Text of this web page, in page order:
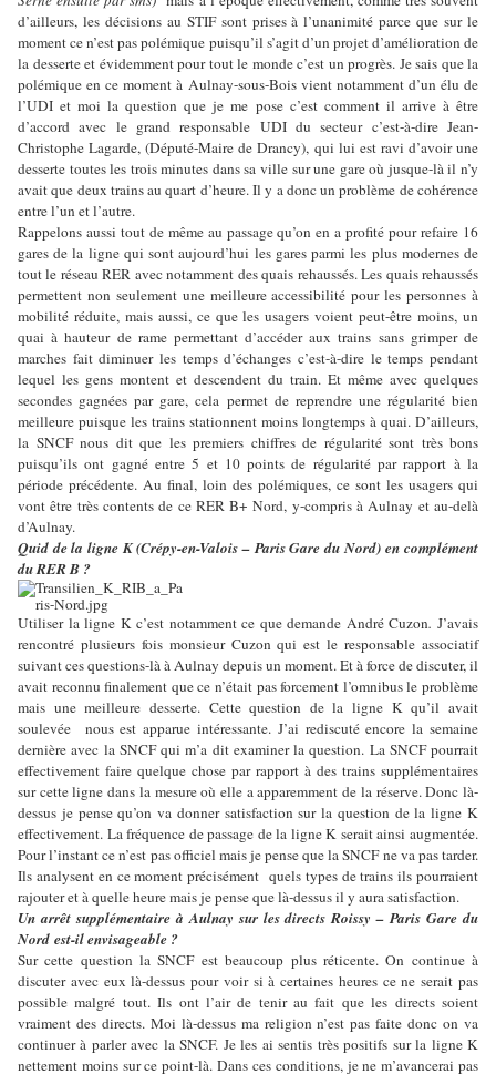
d’ailleurs, les décisions au STIF sont prises à l’unanimité parce que sur le
moment ce n’est pas polémique puisqu’il s’agit d’un projet d’amélioration de
la desserte et évidemment pour tout le monde c’est un progrès. Je sais que la
polémique en ce moment à Aulnay-sous-Bois vient notamment d’un élu de
l’UDI et moi la question que je me pose c’est comment il arrive à être
d’accord avec le grand responsable UDI du secteur c’est-à-dire Jean-
Christophe Lagarde, (Député-Maire de Drancy), qui lui est ravi d’avoir une
desserte toutes les trois minutes dans sa ville sur une gare où jusque-là il n’y
avait que deux trains au quart d’heure. Il y a donc un problème de cohérence
entre l’un et l’autre.
Rappelons aussi tout de même au passage qu’on en a profité pour refaire 16
gares de la ligne qui sont aujourd’hui les gares parmi les plus modernes de
tout le réseau RER avec notamment des quais rehaussés. Les quais rehaussés
permettent non seulement une meilleure accessibilité pour les personnes à
mobilité réduite, mais aussi, ce que les usagers voient peut-être moins, un
quai à hauteur de rame permettant d’accéder aux trains sans grimper de
marches fait diminuer les temps d’échanges c’est-à-dire le temps pendant
lequel les gens montent et descendent du train. Et même avec quelques
secondes gagnées par gare, cela permet de reprendre une régularité bien
meilleure puisque les trains stationnent moins longtemps à quai. D’ailleurs,
la SNCF nous dit que les premiers chiffres de régularité sont très bons
puisqu’ils ont gagné entre 5 et 10 points de régularité par rapport à la
période précédente. Au final, loin des polémiques, ce sont les usagers qui
vont être très contents de ce RER B+ Nord, y-compris à Aulnay et au-delà
d’Aulnay.
Quid de la ligne K (Crépy-en-Valois – Paris Gare du Nord) en complément
du RER B ?
Utiliser la ligne K c’est notamment ce que demande André Cuzon. J’avais
rencontré plusieurs fois monsieur Cuzon qui est le responsable associatif
suivant ces questions-là à Aulnay depuis un moment. Et à force de discuter, il
avait reconnu finalement que ce n’était pas forcement l’omnibus le problème
mais une meilleure desserte. Cette question de la ligne K qu’il avait
soulevée nous est apparue intéressante. J’ai rediscuté encore la semaine
dernière avec la SNCF qui m’a dit examiner la question. La SNCF pourrait
effectivement faire quelque chose par rapport à des trains supplémentaires
sur cette ligne dans la mesure où elle a apparemment de la réserve. Donc là-
dessus je pense qu’on va donner satisfaction sur la question de la ligne K
effectivement. La fréquence de passage de la ligne K serait ainsi augmentée.
Pour l’instant ce n’est pas officiel mais je pense que la SNCF ne va pas tarder.
Ils analysent en ce moment précisément quels types de trains ils pourraient
rajouter et à quelle heure mais je pense que là-dessus il y aura satisfaction.
Un arrêt supplémentaire à Aulnay sur les directs Roissy – Paris Gare du
Nord est-il envisageable ?
Sur cette question la SNCF est beaucoup plus réticente. On continue à
discuter avec eux là-dessus pour voir si à certaines heures ce ne serait pas
possible malgré tout. Ils ont l’air de tenir au fait que les directs soient
vraiment des directs. Moi là-dessus ma religion n’est pas faite donc on va
continuer à parler avec la SNCF. Je les ai sentis très positifs sur la ligne K
nettement moins sur ce point-là. Dans ces conditions, je ne m’avancerai pas